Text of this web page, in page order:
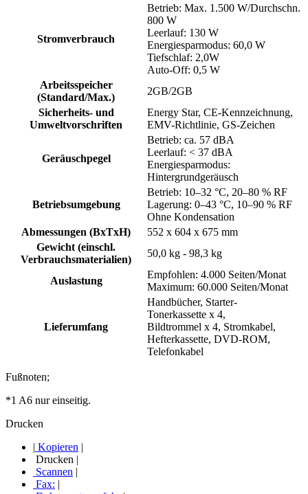
Stromverbrauch
Betrieb: Max. 1.500 W/Durchschn.
800 W
Leerlauf: 130 W
Energiesparmodus: 60,0 W
Tiefschlaf: 2,0W
Auto-Off: 0,5 W
Arbeitsspeicher
(Standard/Max.)
2GB/2GB
Sicherheits- und
Umweltvorschriften
Energy Star, CE-Kennzeichnung,
EMV-Richtlinie, GS-Zeichen
Geräuschpegel
Betrieb: ca. 57 dBA
Leerlauf: < 37 dBA
Energiesparmodus:
Hintergrundgeräusch
Betriebsumgebung
Betrieb: 10–32 °C, 20–80 % RF
Lagerung: 0–43 °C, 10–90 % RF
Ohne Kondensation
Abmessungen (BxTxH)
552 x 604 x 675 mm
Gewicht (einschl.
Verbrauchsmaterialien)
50,0 kg - 98,3 kg
Auslastung
Empfohlen: 4.000 Seiten/Monat
Maximum: 60.000 Seiten/Monat
Lieferumfang
Handbücher, Starter-
Tonerkassette x 4,
Bildtrommel x 4, Stromkabel,
Hefterkassette, DVD-ROM,
Telefonkabel
Fußnoten;
*1 A6 nur einseitig.
Drucken
| Kopieren |
Drucken |
Scannen |
Fax: |